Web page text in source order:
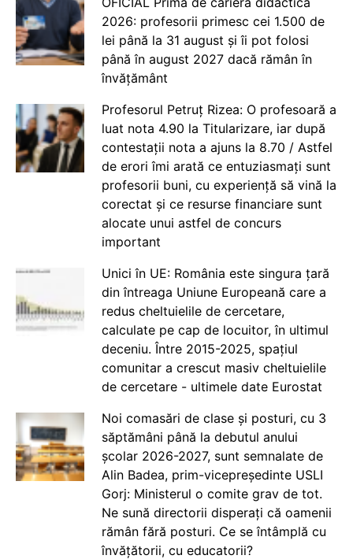
2026: profesorii primesc cei 1.500 de
lei până la 31 august și îi pot folosi
până în august 2027 dacă rămân în
învățământ
Profesorul Petruț Rizea: O profesoară a
luat nota 4.90 la Titularizare, iar după
contestații nota a ajuns la 8.70 / Astfel
de erori îmi arată ce entuziasmați sunt
profesorii buni, cu experiență să vină la
corectat și ce resurse financiare sunt
alocate unui astfel de concurs
important
Unici în UE: România este singura țară
din întreaga Uniune Europeană care a
redus cheltuielile de cercetare,
calculate pe cap de locuitor, în ultimul
deceniu. Între 2015-2025, spațiul
comunitar a crescut masiv cheltuielile
de cercetare - ultimele date Eurostat
Noi comasări de clase și posturi, cu 3
săptămâni până la debutul anului
școlar 2026-2027, sunt semnalate de
Alin Badea, prim-vicepreședinte USLI
Gorj: Ministerul o comite grav de tot.
Ne sună directorii disperați că oamenii
rămân fără posturi. Ce se întâmplă cu
învățătorii, cu educatorii?